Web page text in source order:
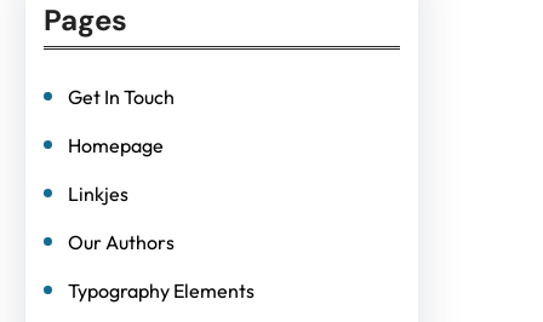
Pages
Get In Touch
Homepage
Linkjes
Our Authors
Typography Elements